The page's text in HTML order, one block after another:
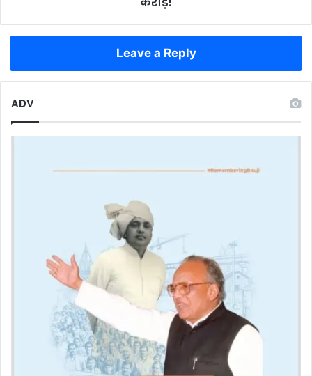
तोहफा,
पहुंचे
करोड़!
Leave a Reply
ADV